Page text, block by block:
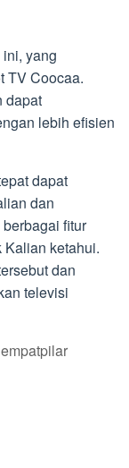
ini, yang
TV Coocaa.
dapat
lebih efisien
dapat
dan
fitur
Kalian ketahui.
dan
televisi